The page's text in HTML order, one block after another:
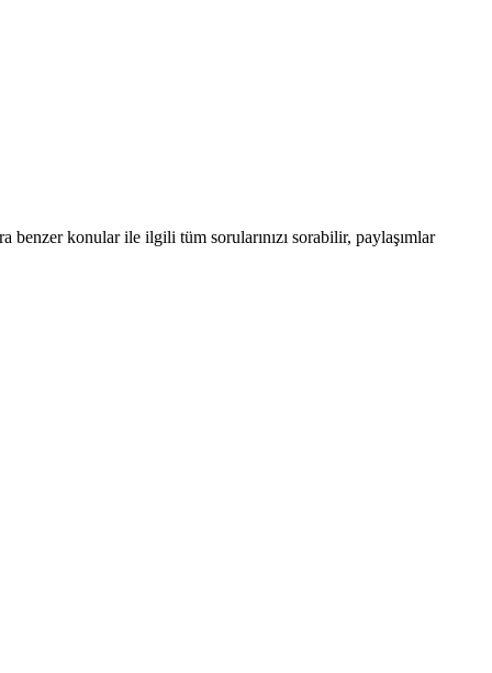
konular ile ilgili tüm sorularınızı sorabilir, paylaşımlar